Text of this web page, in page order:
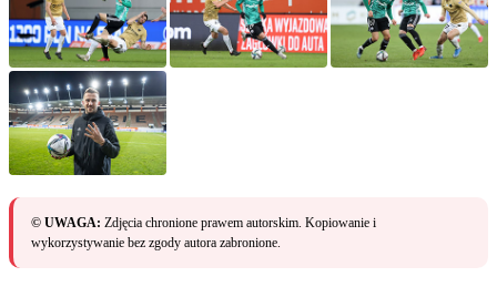
© UWAGA: Zdjęcia chronione prawem autorskim. Kopiowanie i
wykorzystywanie bez zgody autora zabronione.